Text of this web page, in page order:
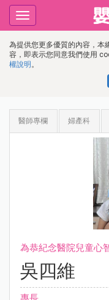
為提供您更多優質的內容，本
容，即表示您同意我們使用
權說明 。
Toggle
navigation
醫師專欄 婦產科
為恭紀念醫院兒童心
吳四維